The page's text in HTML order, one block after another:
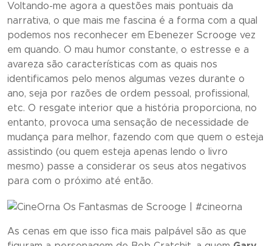
Voltando-me agora a questões mais pontuais da
narrativa, o que mais me fascina é a forma com a qual
podemos nos reconhecer em Ebenezer Scrooge vez
em quando. O mau humor constante, o estresse e a
avareza são características com as quais nos
identificamos pelo menos algumas vezes durante o
ano, seja por razões de ordem pessoal, profissional,
etc. O resgate interior que a história proporciona, no
entanto, provoca uma sensação de necessidade de
mudança para melhor, fazendo com que quem o esteja
assistindo (ou quem esteja apenas lendo o livro
mesmo) passe a considerar os seus atos negativos
para com o próximo até então.
As cenas em que isso fica mais palpável são as que